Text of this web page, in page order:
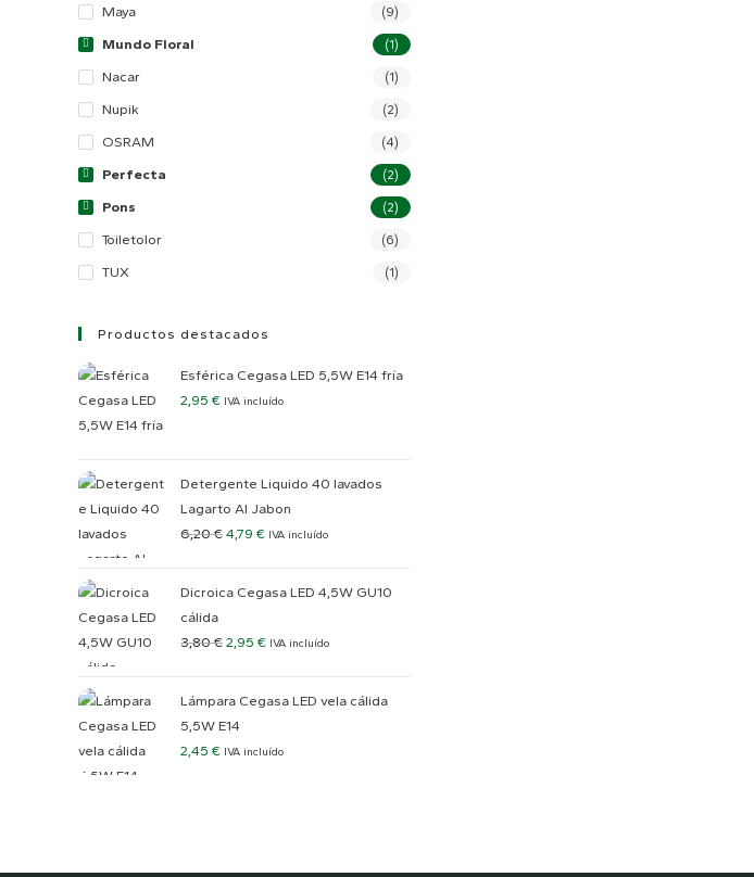
Maya (9)
Mundo Floral (1)
Nacar (1)
Nupik (2)
OSRAM (4)
Perfecta (2)
Pons (2)
Toiletolor (6)
TUX (1)
Productos destacados
Esférica Cegasa LED 5,5W E14 fría
2,95 € IVA incluído
Detergente Liquido 40 lavados
Lagarto Al Jabon
6,20€ 4,79 € IVA incluído
Dicroica Cegasa LED 4,5W GU10
cálida
3,80€ 2,95 € IVA incluído
Lámpara Cegasa LED vela cálida
5,5W E14
2,45 € IVA incluído